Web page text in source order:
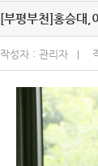
[부평부천]홍승대,
작성자 : 관리자